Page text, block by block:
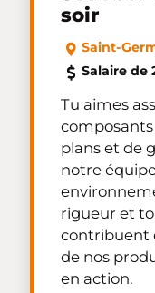
soir
Saint-
Salaire de
Tu aimes
plans et de
notre
rigueur et
contribuent
de nos
en action.